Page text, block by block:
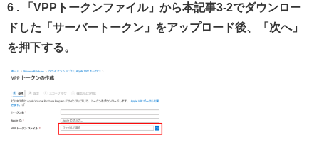
6 . 「VPPトークンファイル」から本記事3-2でダウンロー
ドした「サーバートークン」をアップロード後、「次へ」
を押下する。